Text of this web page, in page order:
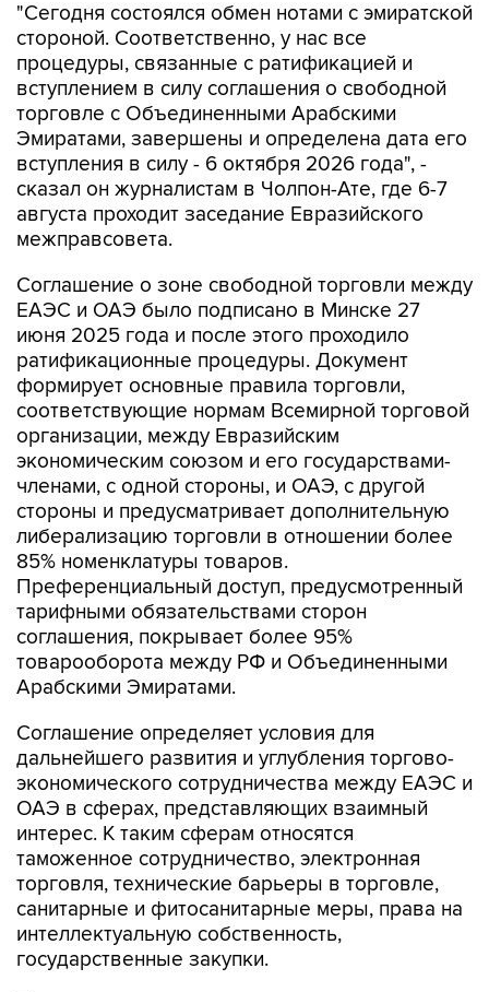
"Сегодня состоялся обмен нотами с эмиратской
стороной. Соответственно, у нас все
процедуры, связанные с ратификацией и
вступлением в силу соглашения о свободной
торговле с Объединенными Арабскими
Эмиратами, завершены и определена дата его
вступления в силу - 6 октября 2026 года", -
сказал он журналистам в Чолпон-Ате, где 6-7
августа проходит заседание Евразийского
межправсовета.
Соглашение о зоне свободной торговли между
ЕАЭС и ОАЭ было подписано в Минске 27
июня 2025 года и после этого проходило
ратификационные процедуры. Документ
формирует основные правила торговли,
соответствующие нормам Всемирной торговой
организации, между Евразийским
экономическим союзом и его государствами-
членами, с одной стороны, и ОАЭ, с другой
стороны и предусматривает дополнительную
либерализацию торговли в отношении более
85% номенклатуры товаров.
Преференциальный доступ, предусмотренный
тарифными обязательствами сторон
соглашения, покрывает более 95%
товарооборота между РФ и Объединенными
Арабскими Эмиратами.
Соглашение определяет условия для
дальнейшего развития и углубления торгово-
экономического сотрудничества между ЕАЭС и
ОАЭ в сферах, представляющих взаимный
интерес. К таким сферам относятся
таможенное сотрудничество, электронная
торговля, технические барьеры в торговле,
санитарные и фитосанитарные меры, права на
интеллектуальную собственность,
государственные закупки.